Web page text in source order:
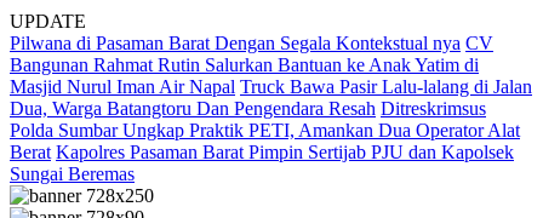
UPDATE
Pilwana di Pasaman Barat Dengan Segala Kontekstual nya CV
Bangunan Rahmat Rutin Salurkan Bantuan ke Anak Yatim di
Masjid Nurul Iman Air Napal Truck Bawa Pasir Lalu-lalang di Jalan
Dua, Warga Batangtoru Dan Pengendara Resah Ditreskrimsus
Polda Sumbar Ungkap Praktik PETI, Amankan Dua Operator Alat
Berat Kapolres Pasaman Barat Pimpin Sertijab PJU dan Kapolsek
Sungai Beremas